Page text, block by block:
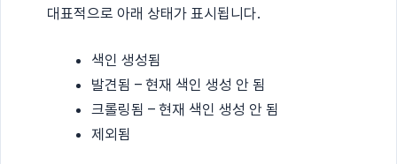
대표적으로 아래 상태가 표시됩니다.
색인 생성됨
발견됨 – 현재 색인 생성 안 됨
크롤링됨 – 현재 색인 생성 안 됨
제외됨